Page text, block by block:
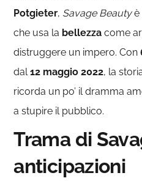
Potgieter, Savage Beautyè
che usa la bellezza come
distruggere un impero. Con
dal12 maggio 2022, la
ricorda un po’ il dramma
a stupire il pubblico.
Trama di
anticipazioni